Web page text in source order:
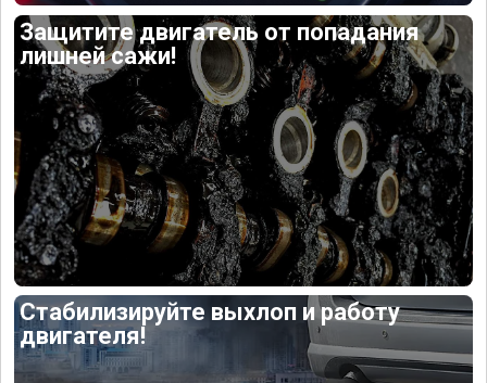
Защитите двигатель от попадания
лишней сажи!
Стабилизируйте выхлоп и работу
двигателя!